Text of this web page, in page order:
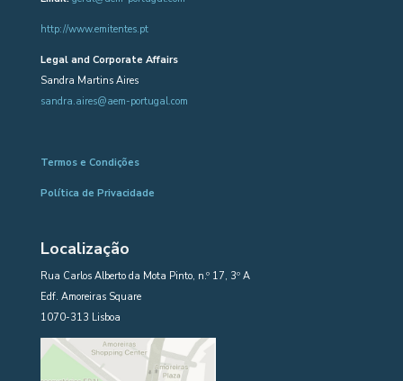
http://www.emitentes.pt
Legal and Corporate Affairs
Sandra Martins Aires
sandra.aires@aem-portugal.com
Termos e Condições
Política de Privacidade
Localização
Rua Carlos Alberto da Mota Pinto, n.º 17, 3º A
Edf. Amoreiras Square
1070-313 Lisboa